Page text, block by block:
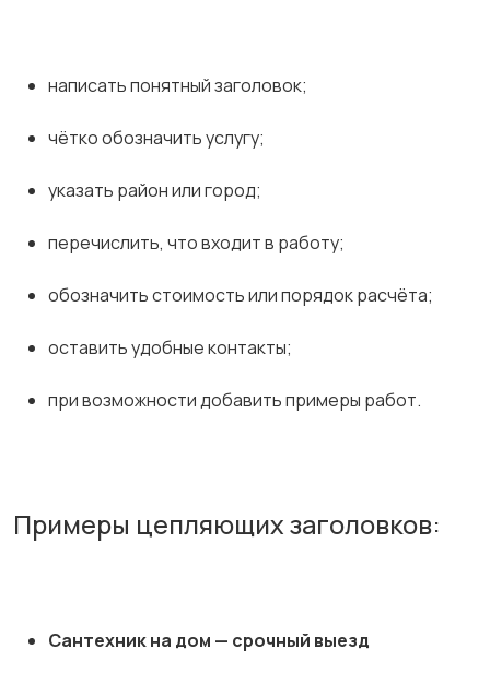
написать понятный заголовок;
чётко обозначить услугу;
указать район или город;
перечислить, что входит в работу;
обозначить стоимость или порядок расчёта;
оставить удобные контакты;
при возможности добавить примеры работ.
Примеры цепляющих заголовков:
Сантехник на дом — срочный выезд